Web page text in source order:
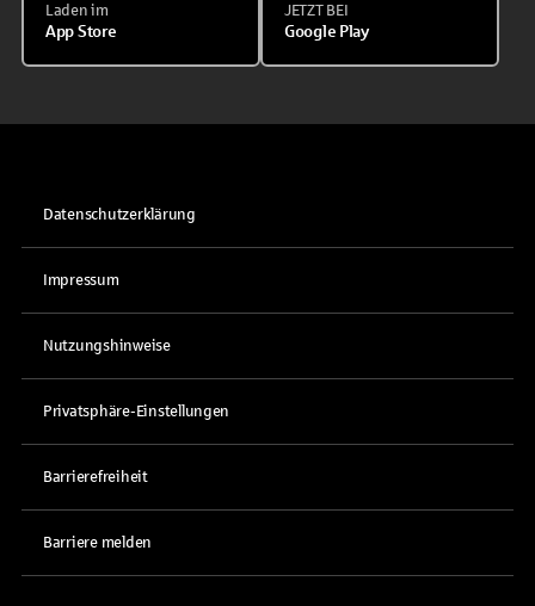
Laden im
App Store
JETZT BEI
Google Play
Datenschutzerklärung
Impressum
Nutzungshinweise
Privatsphäre-Einstellungen
Barrierefreiheit
Barriere melden